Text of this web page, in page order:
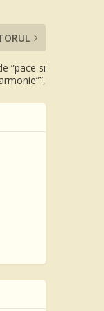
”pace si